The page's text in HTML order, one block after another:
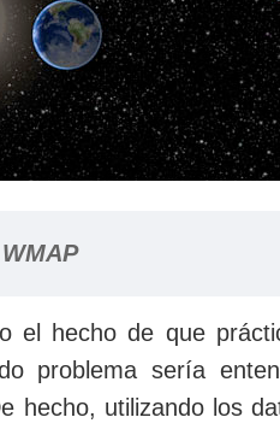
el hecho de que
problema sería
hecho, utilizando los